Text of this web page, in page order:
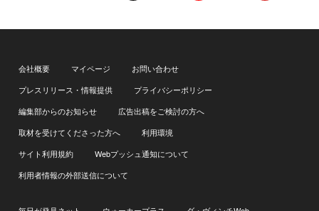
会社概要 マイページ
お問い合わせ
プレスリリース・情報提供
プライバシーポリシー
編集部からのお知らせ
広告出稿をご検討の方へ
取材を受けてくださった方へ
利用環境
サイト利用規約
Webプッシュ通知について
利用者情報の外部送信について